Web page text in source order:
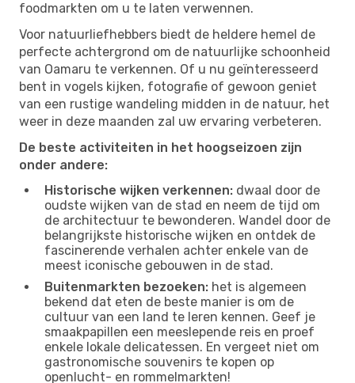
foodmarkten om u te laten verwennen.
Voor natuurliefhebbers biedt de heldere hemel de
perfecte achtergrond om de natuurlijke schoonheid
van Oamaru te verkennen. Of u nu geïnteresseerd
bent in vogels kijken, fotografie of gewoon geniet
van een rustige wandeling midden in de natuur, het
weer in deze maanden zal uw ervaring verbeteren.
De beste activiteiten in het hoogseizoen zijn
onder andere:
Historische wijken verkennen: dwaal door de
oudste wijken van de stad en neem de tijd om
de architectuur te bewonderen. Wandel door de
belangrijkste historische wijken en ontdek de
fascinerende verhalen achter enkele van de
meest iconische gebouwen in de stad.
Buitenmarkten bezoeken: het is algemeen
bekend dat eten de beste manier is om de
cultuur van een land te leren kennen. Geef je
smaakpapillen een meeslepende reis en proef
enkele lokale delicatessen. En vergeet niet om
gastronomische souvenirs te kopen op
openlucht- en rommelmarkten!